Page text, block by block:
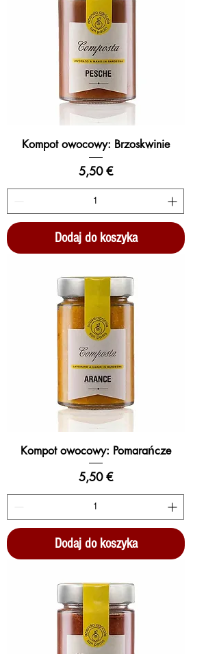
Kompot owocowy: Brzoskwinie
Cena
5,50 €
Dodaj do koszyka
Kompot owocowy: Pomarańcze
Cena
5,50 €
Dodaj do koszyka